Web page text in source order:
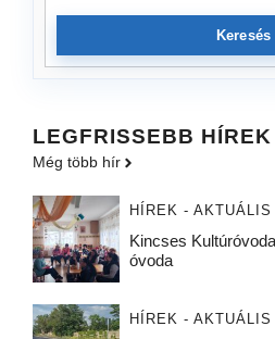
Keresés
LEGFRISSEBB HÍREK
Még több hír
HÍREK - AKTUÁLIS
Kincses
óvoda
HÍREK - AKTUÁLIS